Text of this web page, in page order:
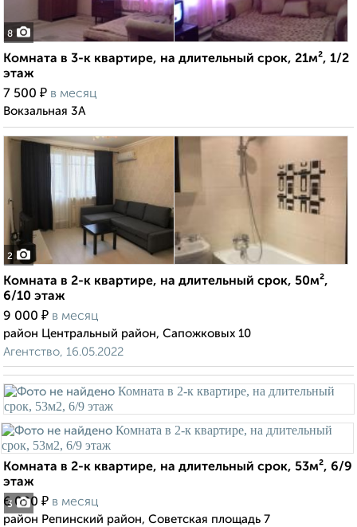
8
Комната в 3-к квартире, на длительный срок, 21м², 1/2
этаж
7 500 ₽ в месяц
Вокзальная 3А
2
Комната в 2-к квартире, на длительный срок, 50м²,
6/10 этаж
9 000 ₽ в месяц
район Центральный район, Сапожковых 10
Агентство, 16.05.2022
3
Комната в 2-к квартире, на длительный срок, 53м², 6/9
этаж
6 000 ₽ в месяц
район Репинский район, Советская площадь 7